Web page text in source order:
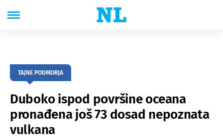
TAJNE PODMORJA
Duboko ispod površine oceana
pronađena još 73 dosad nepoznata
vulkana